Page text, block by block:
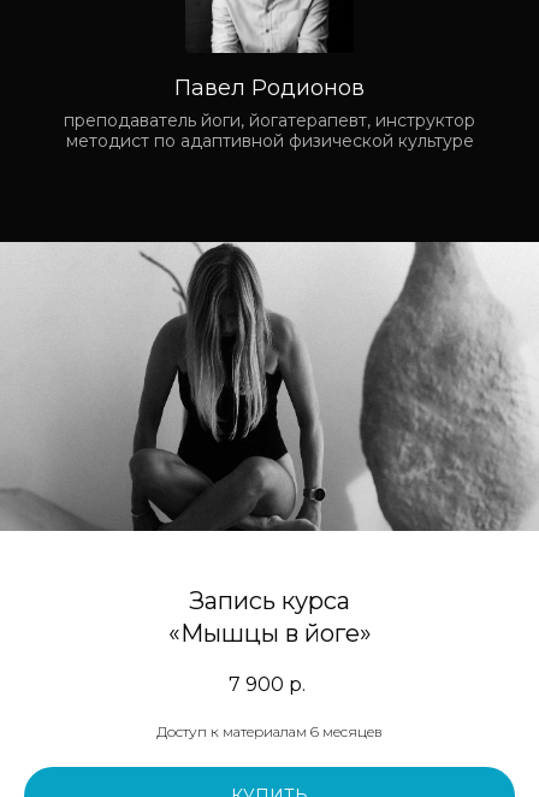
Павел Родионов
преподаватель йоги, йогатерапевт, инструктор
методист по адаптивной физической культуре
Запись курса
«Мышцы в йоге»
7 900 р.
Доступ к материалам 6 месяцев